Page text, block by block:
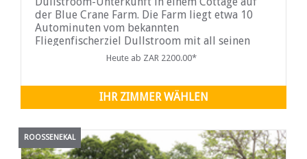
der Blue Crane Farm. Die Farm liegt etwa 10
Autominuten vom bekannten
Fliegenfischerziel Dullstroom mit all seinen
Annehmlichkeiten, Geschäften, Restaurants
Heute ab ZAR 2200.00*
IHR ZIMMER WÄHLEN
ROOSSENEKAL